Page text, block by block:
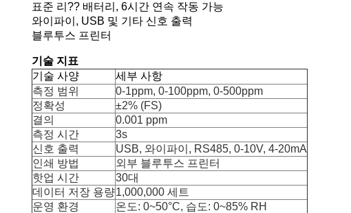
표준 리?? 배터리, 6시간 연속 작동 가능
와이파이, USB 및 기타 신호 출력
블루투스 프린터
기술 지표
기술 사양
세부 사항
측정 범위
0-1ppm, 0-100ppm, 0-500ppm
정확성
±2% (FS)
결의
0.001 ppm
측정 시간
3s
신호 출력
USB, 와이파이, RS485, 0-10V, 4-20mA
인쇄 방법
외부 블루투스 프린터
핫업 시간
30대
데이터 저장 용량1,000,000 세트
운영 환경
온도: 0~50°C, 습도: 0~85% RH